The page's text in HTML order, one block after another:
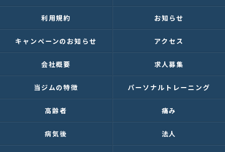
利用規約 お知らせ
キャンペーンのお知らせ アクセス
会社概要 求人募集
当ジムの特徴 パーソナルトレーニング
高齢者 痛み
病気後 法人